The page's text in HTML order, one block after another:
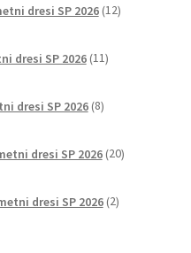
dresi SP 2026 12izdelkov
dresi SP 2026 11izdelkov
dresi SP 2026 8izdelkov
dresi SP 2026 20izdelkov
dresi SP 2026 2izdelka